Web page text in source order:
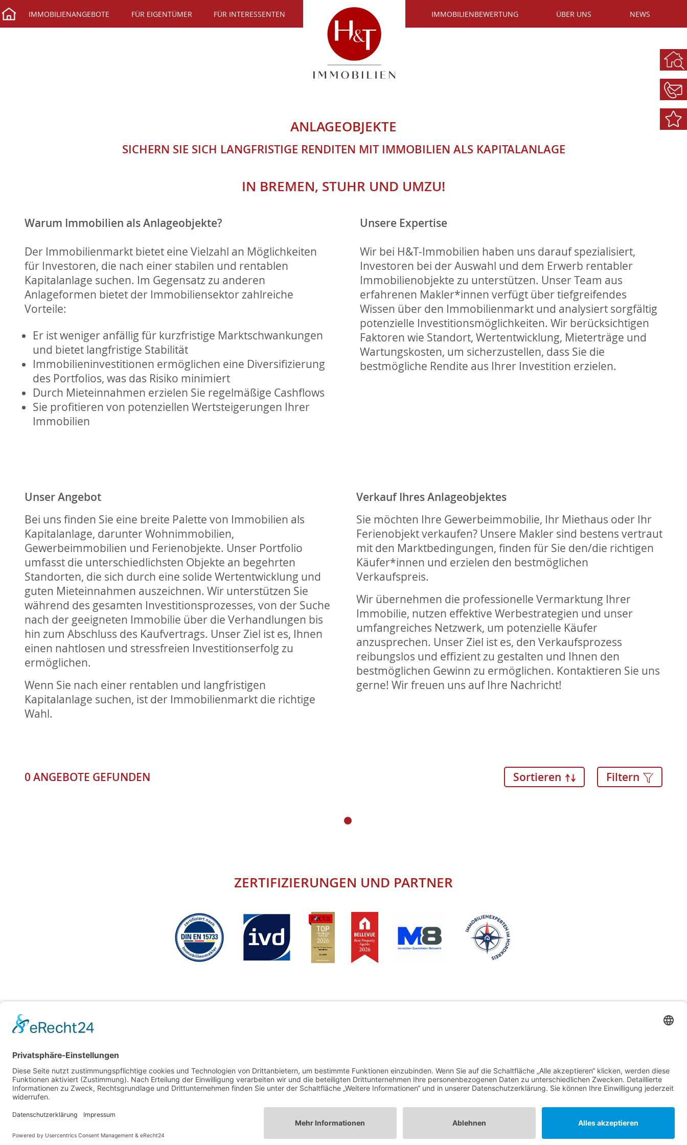
IMMOBILIENANGEBOTE FÜR EIGENTÜMER FÜR INTERESSENTEN IMMOBILIENBEWERTUNG ÜBER UNS NEWS
ANLAGEOBJEKTE
SICHERN SIE SICH LANGFRISTIGE RENDITEN MIT IMMOBILIEN ALS KAPITALANLAGE
IN BREMEN, STUHR UND UMZU!
Warum Immobilien als Anlageobjekte?
Der Immobilienmarkt bietet eine Vielzahl an Möglichkeiten
für Investoren, die nach einer stabilen und rentablen
Kapitalanlage suchen. Im Gegensatz zu anderen
Anlageformen bietet der Immobiliensektor zahlreiche
Vorteile:
Er ist weniger anfällig für kurzfristige Marktschwankungen
und bietet langfristige Stabilität
Immobilieninvestitionen ermöglichen eine Diversifizierung
des Portfolios, was das Risiko minimiert
Durch Mieteinnahmen erzielen Sie regelmäßige Cashflows
Sie profitieren von potenziellen Wertsteigerungen Ihrer
Immobilien
Unsere Expertise
Wir bei H&T-Immobilien haben uns darauf spezialisiert,
Investoren bei der Auswahl und dem Erwerb rentabler
Immobilienobjekte zu unterstützen. Unser Team aus
erfahrenen Makler*innen verfügt über tiefgreifendes
Wissen über den Immobilienmarkt und analysiert sorgfältig
potenzielle Investitionsmöglichkeiten. Wir berücksichtigen
Faktoren wie Standort, Wertentwicklung, Mieterträge und
Wartungskosten, um sicherzustellen, dass Sie die
bestmögliche Rendite aus Ihrer Investition erzielen.
Unser Angebot
Bei uns finden Sie eine breite Palette von Immobilien als
Kapitalanlage, darunter Wohnimmobilien,
Gewerbeimmobilien und Ferienobjekte. Unser Portfolio
umfasst die unterschiedlichsten Objekte an begehrten
Standorten, die sich durch eine solide Wertentwicklung und
guten Mieteinnahmen auszeichnen. Wir unterstützen Sie
während des gesamten Investitionsprozesses, von der Suche
nach der geeigneten Immobilie über die Verhandlungen bis
hin zum Abschluss des Kaufvertrags. Unser Ziel ist es, Ihnen
einen nahtlosen und stressfreien Investitionserfolg zu
ermöglichen.
Wenn Sie nach einer rentablen und langfristigen
Kapitalanlage suchen, ist der Immobilienmarkt die richtige
Wahl.
Verkauf Ihres Anlageobjektes
Sie möchten Ihre Gewerbeimmobilie, Ihr Miethaus oder Ihr
Ferienobjekt verkaufen? Unsere Makler sind bestens vertraut
mit den Marktbedingungen, finden für Sie den/die richtigen
Käufer*innen und erzielen den bestmöglichen
Verkaufspreis.
Wir übernehmen die professionelle Vermarktung Ihrer
Immobilie, nutzen effektive Werbestrategien und unser
umfangreiches Netzwerk, um potenzielle Käufer
anzusprechen. Unser Ziel ist es, den Verkaufsprozess
reibungslos und effizient zu gestalten und Ihnen den
bestmöglichen Gewinn zu ermöglichen. Kontaktieren Sie uns
gerne! Wir freuen uns auf Ihre Nachricht!
0 ANGEBOTE GEFUNDEN Sortieren Filtern
ZERTIFIZIERUNGEN UND PARTNER
Geschäftsführer: Tobias Gazzo
Blockener Str. 4
28816 Stuhr
Impressum
AGB
Cookie-Erklärung
Immobilie verkaufen in Delmenhorst
Immobilienmakler Delmenhorst
Immobilienmakler Weyhe